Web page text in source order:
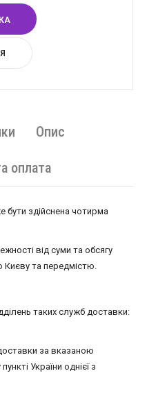
Опис
оплата
бути здійснена чотирма
від суми та обсягу
та передмістю.
таких служб доставки:
за вказаною
України однієї з